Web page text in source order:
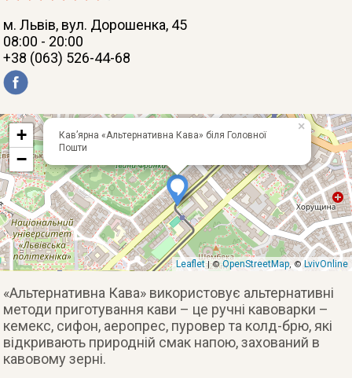
м. Львів, вул. Дорошенка, 45
08:00 - 20:00
+38 (063) 526-44-68
Кав’ярна «Альтернативна Кава» біля Головної
Пошти
×
+
−
Leaflet| ©OpenStreetMap, © LvivOnline
«Альтернативна Кава» використовує альтернативні
методи приготування кави – це ручні кавоварки –
кемекс, сифон, аеропрес, пуровер та колд-брю, які
відкривають природній смак напою, захований в
кавовому зерні.